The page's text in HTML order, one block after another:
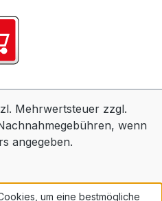
Mehrwertsteuer zzgl.
wenn
angegeben.
um eine bestmögliche